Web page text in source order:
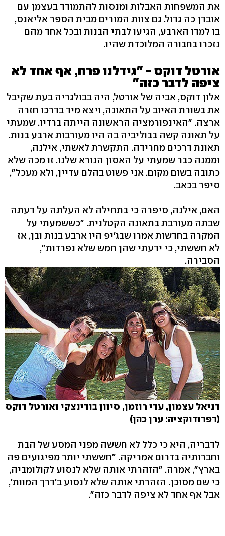
את המשפחות האבלות ומנסות להתמודד בעצמן עם
אובדן כה גדול. גם צוות המורים מבית הספר אליאנס,
בו למדו הארבע, הגיעו לבתי הבנות ובכל אחד מהם
נזכרו בחבורה המלוכדת שהיו.
אורטל דוקס - "גידלנו פרח, אף אחד לא
ציפה לדבר כזה"
אלון דוקס, אביה של אורטל, היה בבולגריה בעת שקיבל
את בשורת האיוב על התאונה, ויצא מיד בדרכו חזרה
ארצה. "האינפורמציה הראשונה הייתה ברדיו. שמעתי
על תאונה קשה בבוליביה בה היו מעורבות ארבע בנות.
תאונת דרכים מחרידה. התקשרת לאשתי, אילנה,
וממנה כבר שמעתי על האסון הנורא שלנו. זו מכה שלא
כתובה בשום מקום. אני פשוט בהלם עדיין, ולא מעכל",
סיפר בכאב.
האם, אילנה, סיפרה כי בתחילה לא העלתה על דעתה
שבתה מעורבת בתאונה הקטלנית. "כששמעתי על
המקרה בחדשות אמרו שבג'יפ היו ארבע בנות ובן, אז
לא חששתי, כי ידעתי שהן חמש שלא נפרדות",
הסבירה.
דניאל עצמון, עדי רוזמן, סיוון בודינצקי ואורטל דוקס
(רפרודוקציה: ערן כהן)
לדבריה, היא כי כלל לא חששה מפני המסע של הבת
וחברותיה בדרום אמריקה. "חששתי יותר מפיגועים פה
בארץ", אמרה. "הזהרתי אותה שלא לנסוע לקולומביה,
כי שם מסוכן. הזהרתי אותה שלא לנסוע ב'דרך המוות',
אבל אף אחד לא ציפה לדבר כזה".